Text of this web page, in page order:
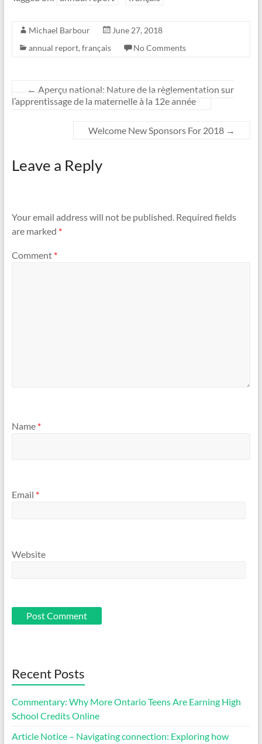
Michael Barbour
June 27, 2018
annual report, français No Comments
← Aperçu national: Nature de la règlementation sur
l’apprentissage de la maternelle à la 12e année
Welcome New Sponsors For 2018 →
Leave a Reply
Your email address will not be published. Required fields
are marked *
Comment *
Name *
Email *
Website
Recent Posts
Commentary: Why More Ontario Teens Are Earning High
School Credits Online
Article Notice – Navigating connection: Exploring how